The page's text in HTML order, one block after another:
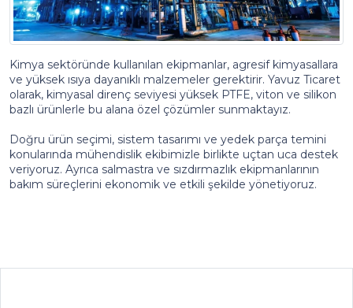
Kimya sektöründe kullanılan ekipmanlar, agresif kimyasallara
ve yüksek ısıya dayanıklı malzemeler gerektirir. Yavuz Ticaret
olarak, kimyasal direnç seviyesi yüksek PTFE, viton ve silikon
bazlı ürünlerle bu alana özel çözümler sunmaktayız.
Doğru ürün seçimi, sistem tasarımı ve yedek parça temini
konularında mühendislik ekibimizle birlikte uçtan uca destek
veriyoruz. Ayrıca salmastra ve sızdırmazlık ekipmanlarının
bakım süreçlerini ekonomik ve etkili şekilde yönetiyoruz.